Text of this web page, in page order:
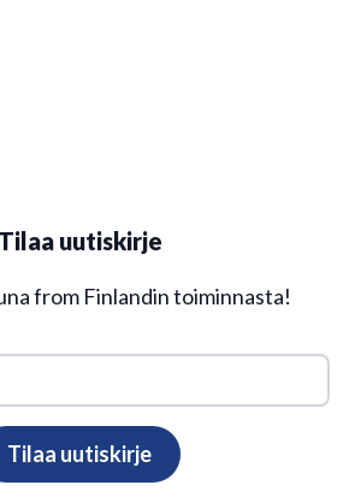
Tilaa uutiskirje
from Finlandin toiminnasta!